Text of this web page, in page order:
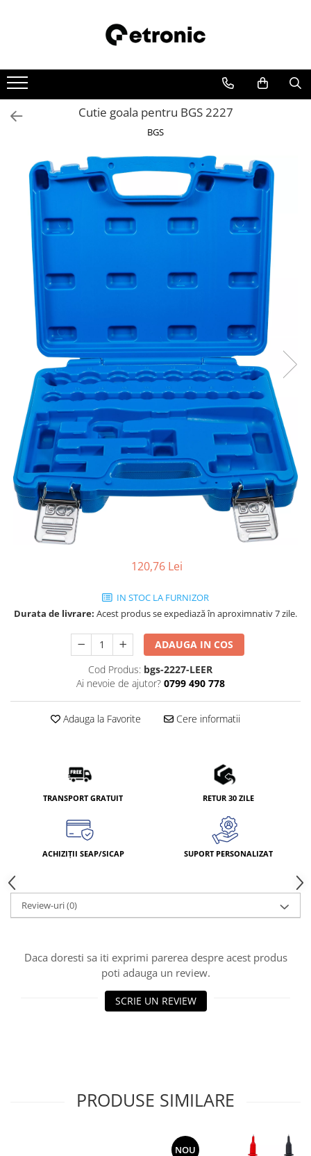
Cutie goala pentru BGS 2227
BGS
120,76 Lei
IN STOC LA FURNIZOR
Durata de livrare: Acest produs se expediază în aproximnativ 7 zile.
ADAUGA IN COS
Cod Produs: bgs-2227-LEER
Ai nevoie de ajutor? 0799 490 778
Adauga la Favorite Cere informatii
TRANSPORT GRATUIT RETUR 30 ZILE
ACHIZIȚII SEAP/SICAP SUPORT PERSONALIZAT
Review-uri(0)
Daca doresti sa iti exprimi parerea despre acest produs
poti adauga un review.
SCRIE UN REVIEW
PRODUSE SIMILARE
NOU